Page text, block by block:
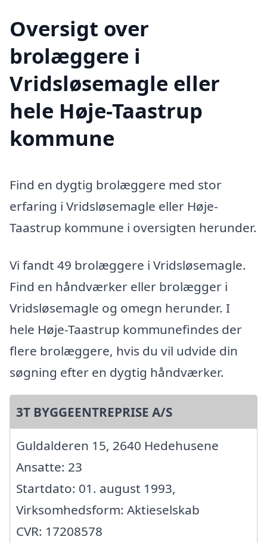
Oversigt over
brolæggere i
Vridsløsemagle eller
hele Høje-Taastrup
kommune
Find en dygtig brolæggere med stor
erfaring i Vridsløsemagle eller Høje-
Taastrup kommune i oversigten herunder.
Vi fandt 49 brolæggere i Vridsløsemagle.
Find en håndværker eller brolægger i
Vridsløsemagle og omegn herunder. I
hele Høje-Taastrup kommunefindes der
flere brolæggere, hvis du vil udvide din
søgning efter en dygtig håndværker.
3T BYGGEENTREPRISE A/S
Guldalderen 15, 2640 Hedehusene
Ansatte: 23
Startdato: 01. august 1993,
Virksomhedsform: Aktieselskab
CVR: 17208578